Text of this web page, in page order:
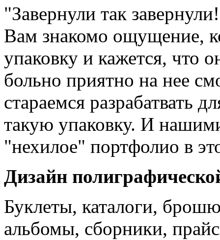
"Завернули так
Вам знакомо ощущение,
упаковку и кажется, что
больно приятно на нее
стараемся разрабатвать
такую упаковку. И
"нехилое" портфолио в
Дизайн
Буклеты, каталоги,
альбомы, сборники,